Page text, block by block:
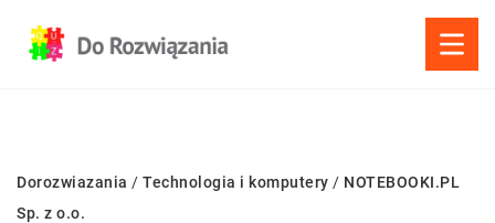
Dorozwiazania / Technologia i komputery / NOTEBOOKI.PL
Sp. z o.o.